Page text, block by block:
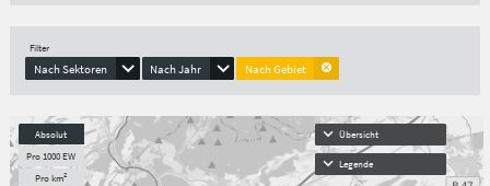
Filter
Nach Sektoren Nach Jahr Nach Gebiet
Absolut
Pro 1000 EW
Pro km²
Übersicht
Legende